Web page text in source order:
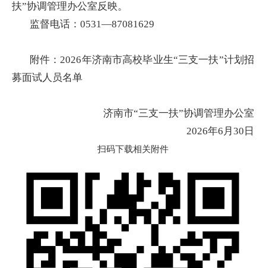
扶”协调管理办公室反映。
监督电话：0531—87081629
附件：2026年济南市高校毕业生“三支一扶”计划招
募面试人员名单
济南市“三支一扶”协调管理办公室
2026年6月30日
扫码下载相关附件